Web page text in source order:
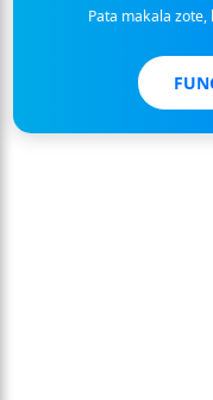
Pata makala